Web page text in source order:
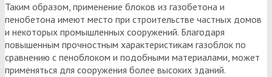
Таким образом, применение блоков из газобетона и
пенобетона имеют место при строительстве частных домов
и некоторых промышленных сооружений. Благодаря
повышенным прочностным характеристикам газоблок по
сравнению с пеноблоком и подобными материалами, может
применяться для сооружения более высоких зданий.